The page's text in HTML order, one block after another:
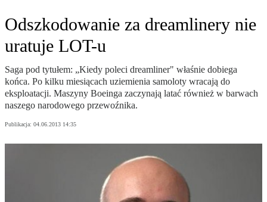
Odszkodowanie za dreamlinery nie
uratuje LOT-u
Saga pod tytułem: „Kiedy poleci dreamliner" właśnie dobiega
końca. Po kilku miesiącach uziemienia samoloty wracają do
eksploatacji. Maszyny Boeinga zaczynają latać również w barwach
naszego narodowego przewoźnika.
Publikacja: 04.06.2013 14:35